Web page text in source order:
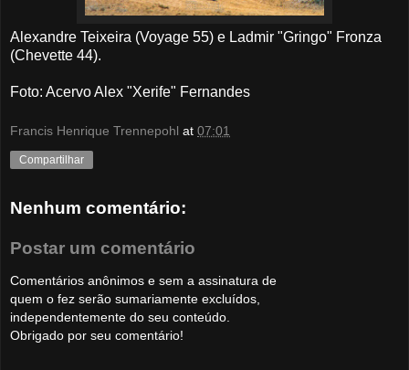
Alexandre Teixeira (Voyage 55) e Ladmir "Gringo" Fronza
(Chevette 44).
Foto: Acervo Alex "Xerife" Fernandes
Francis Henrique Trennepohl at 07:01
Compartilhar
Nenhum comentário:
Postar um comentário
Comentários anônimos e sem a assinatura de
quem o fez serão sumariamente excluídos,
independentemente do seu conteúdo.
Obrigado por seu comentário!